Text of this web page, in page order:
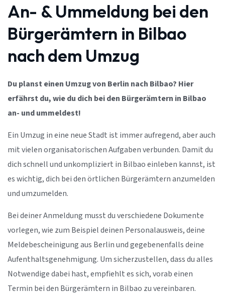
An- & Ummeldung bei den
Bürgerämtern in Bilbao
nach dem Umzug
Du planst einen Umzug von Berlin nach Bilbao? Hier
erfährst du, wie du dich bei den Bürgerämtern in Bilbao
an- und ummeldest!
Ein Umzug in eine neue Stadt ist immer aufregend, aber auch
mit vielen organisatorischen Aufgaben verbunden. Damit du
dich schnell und unkompliziert in Bilbao einleben kannst, ist
es wichtig, dich bei den örtlichen Bürgerämtern anzumelden
und umzumelden.
Bei deiner Anmeldung musst du verschiedene Dokumente
vorlegen, wie zum Beispiel deinen Personalausweis, deine
Meldebescheinigung aus Berlin und gegebenenfalls deine
Aufenthaltsgenehmigung. Um sicherzustellen, dass du alles
Notwendige dabei hast, empfiehlt es sich, vorab einen
Termin bei den Bürgerämtern in Bilbao zu vereinbaren.